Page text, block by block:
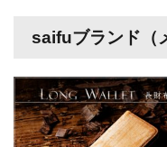
saifuブランド（